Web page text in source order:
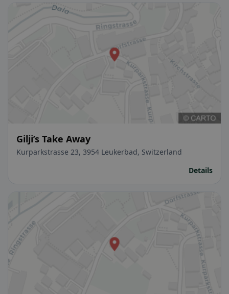
Gilji’s Take Away
Kurparkstrasse 23, 3954 Leukerbad, Switzerland
Details